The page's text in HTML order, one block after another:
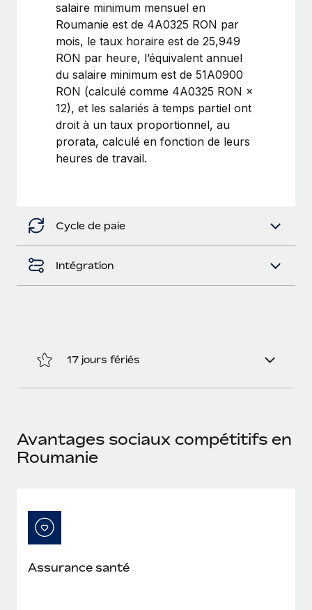
Création d’entité
Établissez des entités rapidement et en toute
conformité
Mobilité et déménagement international
Organisez facilement le déménagement de vos
employés
Avantages sociaux
Gérez facilement les avantages sociaux
l’international, le recrutement sans changer de
plateforme
Impact Les clients BambooHR peuvent désormais
embaucher et gérer les employés internationaux...
En savoir plus
Explorer le blog
Mises à jour des produits de Remote :
Intégrations Gusto et Xero et Gestion des
freelances Plus
Remote a toujours pour mission d'aider les entreprises de
toute taille à embaucher, gérer et payer...
Comment Phiture gère ses 55 employés
Phiture, un leader notable du conseil en matière de
salaire minimum mensuel en
Roumanie est de 4A0325 RON par
mois, le taux horaire est de 25,949
RON par heure, l’équivalent annuel
du salaire minimum est de 51A0900
RON (calculé comme 4A0325 RON ×
12), et les salariés à temps partiel ont
droit à un taux proportionnel, au
prorata, calculé en fonction de leurs
heures de travail.
Cycle de paie
Intégration
17 jours fériés
Avantages sociaux compétitifs en
Roumanie
Assurance santé